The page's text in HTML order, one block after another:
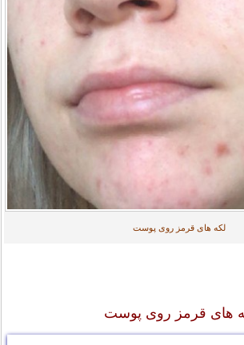
لکه های قرمز روی پوست
های قرمز روی پوست